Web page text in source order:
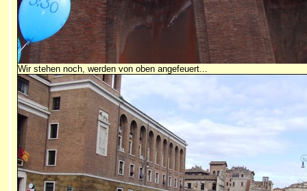
Wir stehen noch, werden von oben angefeuert...